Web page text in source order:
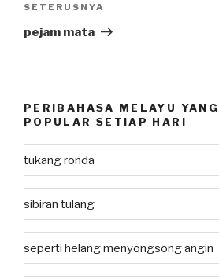
Next
Post
SETERUSNYA
pejam mata
PERIBAHASA MELAYU
POPULAR SETIAP HARI
tukang ronda
sibiran tulang
seperti helang menyongsong angin